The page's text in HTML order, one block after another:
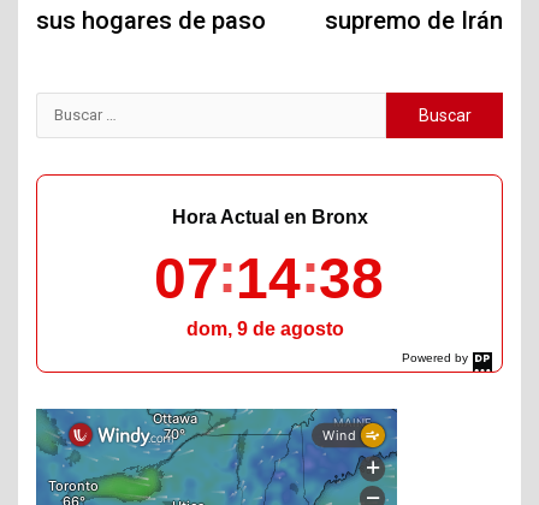
sus hogares de paso
supremo de Irán
Buscar:
Powered by
DaysPedia.com
Hora Actual en Bronx
07 14 39
dom, 9 de agosto